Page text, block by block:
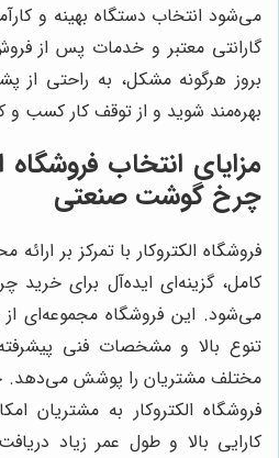
می‌شود انتخاب دستگاه بهینه و
گارانتی معتبر و خدمات پس از
بروز هرگونه مشکل، به راحتی از
بهره‌مند شوید و از توقف کار کسب و
مزایای انتخاب فروشگاه
چرخ گوشت صنعتی
فروشگاه الکتروکار با تمرکز بر
کامل، گزینه‌ای ایده‌آل برای
می‌شود. این فروشگاه مجموعه‌ای
تنوع بالا و مشخصات فنی
مختلف مشتریان را پوشش
فروشگاه الکتروکار به مشتریان
کارایی بالا و طول عمر زیاد